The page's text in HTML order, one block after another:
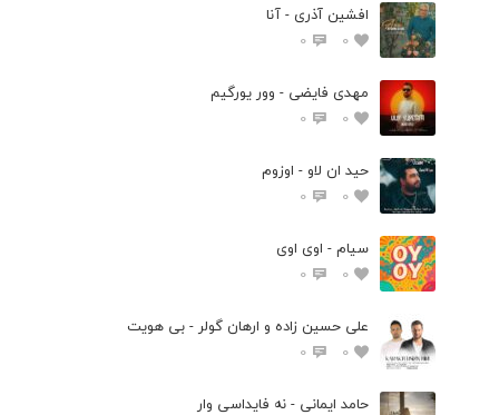
افشین آذری - آنا
0
0
مهدی فایضی - وور یورگیم
0
0
حید ان لاو - اوزوم
0
0
سیام - اوی اوی
0
0
علی حسین زاده و ارهان گولر - بی هویت
0
0
حامد ایمانی - نه فایداسی وار